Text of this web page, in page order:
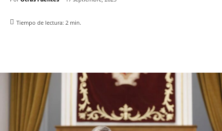
Tiempo de lectura: 2 min.